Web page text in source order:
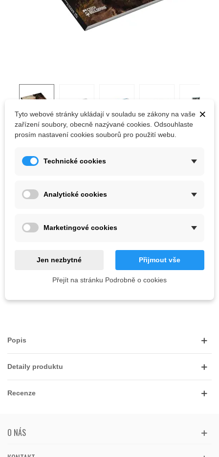
PRŮVODCE SNĚŽNÍK
Boulderingový průvodce na Děčínský Sněžník.
766,91 Kč
Popis
Detaily produktu
Recenze
O NÁS
×
Tyto webové stránky ukládají v souladu se zákony na vaše
zařízení soubory, obecně nazývané cookies. Odsouhlaste
prosím nastavení cookies souborů pro použití webu.
Technické cookies
Analytické cookies
Marketingové cookies
Jen nezbytné Přijmout vše
Přejít na stránku Podrobně o cookies